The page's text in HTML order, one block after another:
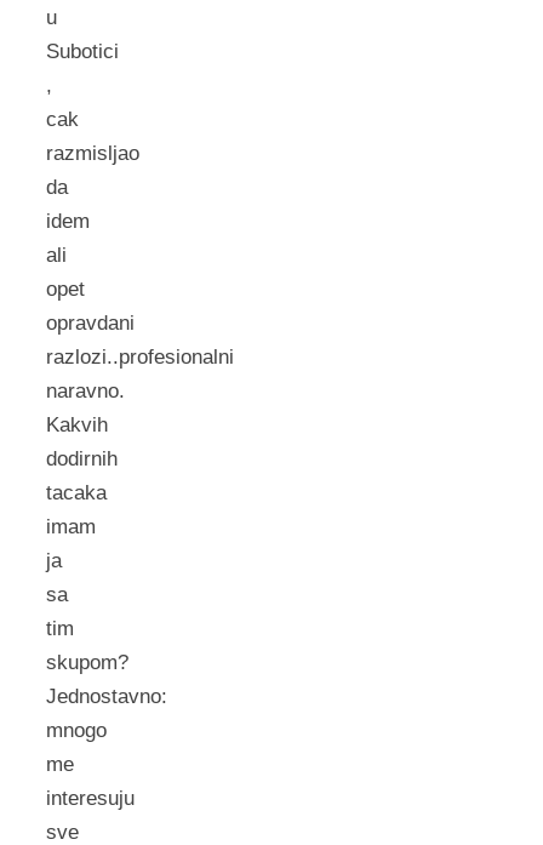
u
Subotici
,
cak
razmisljao
da
idem
ali
opet
opravdani
razlozi..profesionalni
naravno.
Kakvih
dodirnih
tacaka
imam
ja
sa
tim
skupom?
Jednostavno:
mnogo
me
interesuju
sve